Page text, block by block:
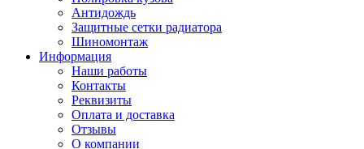
Антидождь
Защитные сетки радиатора
Шиномонтаж
Информация
Наши работы
Контакты
Реквизиты
Оплата и доставка
Отзывы
О компании